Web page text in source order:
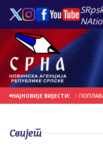
НАЈНОВИЈЕ ВИЈЕСТИ:
ОБИЛНИХ КИША И ПОПЛАВА
Свијет